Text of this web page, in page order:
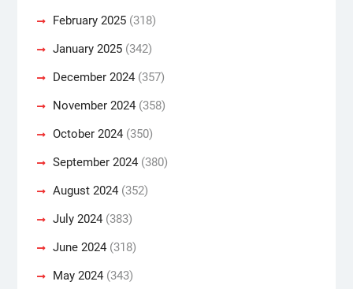
February 2025(318)
January 2025(342)
December 2024(357)
November 2024(358)
October 2024(350)
September 2024(380)
August 2024(352)
July 2024(383)
June 2024(318)
May 2024(343)